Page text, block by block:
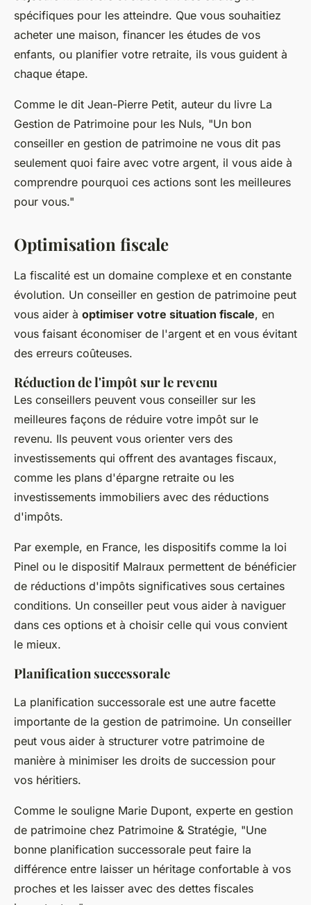
spécifiques pour les atteindre. Que vous souhaitiez
acheter une maison, financer les études de vos
enfants, ou planifier votre retraite, ils vous guident à
chaque étape.
Comme le dit Jean-Pierre Petit, auteur du livre La
Gestion de Patrimoine pour les Nuls, "Un bon
conseiller en gestion de patrimoine ne vous dit pas
seulement quoi faire avec votre argent, il vous aide à
comprendre pourquoi ces actions sont les meilleures
pour vous."
Optimisation fiscale
La fiscalité est un domaine complexe et en constante
évolution. Un conseiller en gestion de patrimoine peut
vous aider à optimiser votre situation fiscale, en
vous faisant économiser de l'argent et en vous évitant
des erreurs coûteuses.
Réduction de l'impôt sur le revenu
Les conseillers peuvent vous conseiller sur les
meilleures façons de réduire votre impôt sur le
revenu. Ils peuvent vous orienter vers des
investissements qui offrent des avantages fiscaux,
comme les plans d'épargne retraite ou les
investissements immobiliers avec des réductions
d'impôts.
Par exemple, en France, les dispositifs comme la loi
Pinel ou le dispositif Malraux permettent de bénéficier
de réductions d'impôts significatives sous certaines
conditions. Un conseiller peut vous aider à naviguer
dans ces options et à choisir celle qui vous convient
le mieux.
Planification successorale
La planification successorale est une autre facette
importante de la gestion de patrimoine. Un conseiller
peut vous aider à structurer votre patrimoine de
manière à minimiser les droits de succession pour
vos héritiers.
Comme le souligne Marie Dupont, experte en gestion
de patrimoine chez Patrimoine & Stratégie, "Une
bonne planification successorale peut faire la
différence entre laisser un héritage confortable à vos
proches et les laisser avec des dettes fiscales